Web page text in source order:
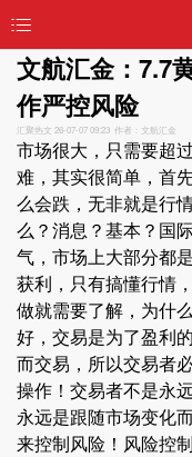
文航汇金：7.7
作严控风险
汇聚热文 26-07-07 09:23 作者：文航汇金
市场很大，只需要超
难，其实很简单，首
么会跌，无非就是行
么？消息？基本？国
气，市场上大部分都
获利，只有搞懂行情
做就需要了解，为什
好，交易是为了盈利
而交易，所以交易者
操作！交易者不是永
永远是跟随市场变化
来控制风险！风险控